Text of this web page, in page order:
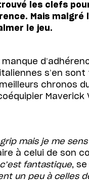
les clefs
Mais malgré
le jeu.
s’en sont
chronos
Maverick
mais je me
à celui de son
fantastique,
un peu à celles